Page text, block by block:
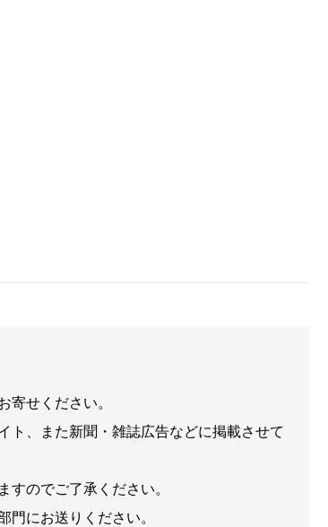
寄せください。
ト、また新聞・雑誌広告などに掲載させて
のでご了承ください。
門にお送りください。